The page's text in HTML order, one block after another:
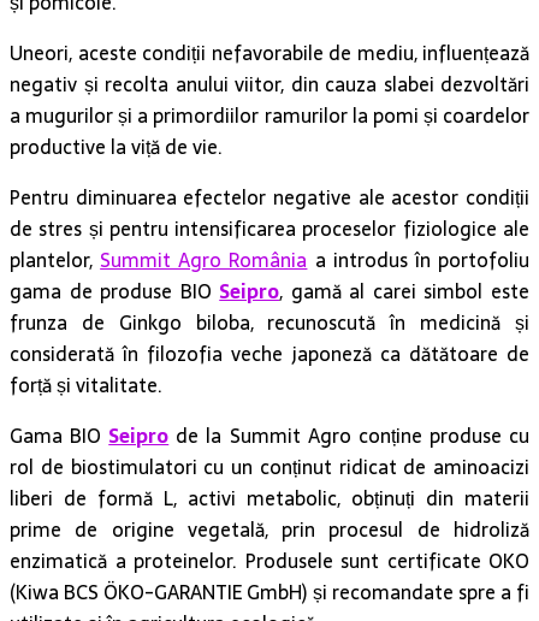
negativ și recolta anului viitor, din cauza slabei dezvoltări
a mugurilor și a primordiilor ramurilor la pomi și coardelor
productive la viță de vie.
de stres și pentru intensificarea proceselor fiziologice ale
plantelor,Summit Agro Româniaa introdus în portofoliu
gama de produse BIO Seipro, gamă al carei simbol este
frunza de Ginkgo biloba, recunoscută în medicină și
considerată în filozofia veche japoneză ca dătătoare de
forță și vitalitate.
rol de biostimulatori cu un conținut ridicat de aminoacizi
liberi de formă L, activi metabolic, obținuți din materii
prime de origine vegetală, prin procesul de hidroliză
enzimatică a proteinelor. Produsele sunt certificate OKO
(Kiwa BCS ÖKO-GARANTIE GmbH) și recomandate spre a fi
utilizate și în agricultura ecologică.